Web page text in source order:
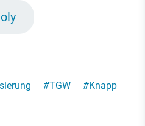
#TGW #Knapp